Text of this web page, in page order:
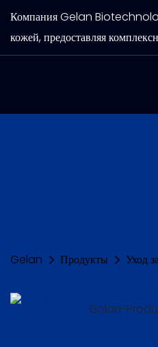
Компания Gelan Biotechnology
кожей, предоставляя
Gelan Продукты Уход
Gelan-